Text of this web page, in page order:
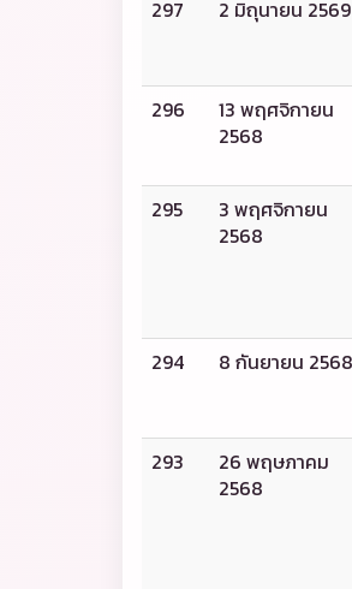
297 2 มิถุนายน 2569
296
13 พฤศจิกายน
2568
295
3 พฤศจิกายน
2568
294 8 กันยายน 2568
293
26 พฤษภาคม
2568